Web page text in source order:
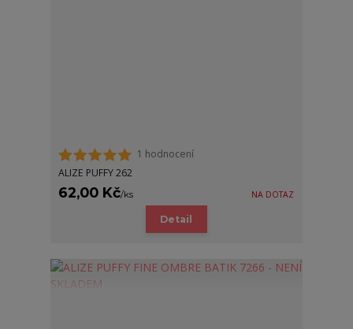
1 hodnocení
ALIZE PUFFY 262
62,00 Kč/ks NA DOTAZ
Detail